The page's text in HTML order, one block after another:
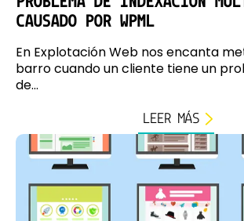
CAUSADO POR WPML
En Explotación Web nos encanta
barro cuando un cliente tiene un
de...
LEER MÁS